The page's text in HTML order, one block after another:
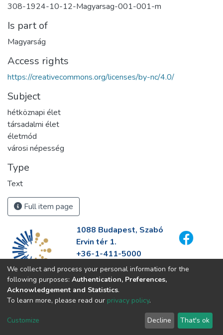
308-1924-10-12-Magyarsag-001-001-m
Is part of
Magyarság
Access rights
https://creativecommons.org/licenses/by-nc/4.0/
Subject
hétköznapi élet
társadalmi élet
életmód
városi népesség
Type
Text
Full item page
1088 Budapest, Szabó
Ervin tér 1.
+36-1-411-5000
info@fszek.hu
https://fszek.hu
We collect and process your personal information for the
following purposes: Authentication, Preferences,
Acknowledgement and Statistics.
To learn more, please read our privacy policy.
Customize Decline That's ok